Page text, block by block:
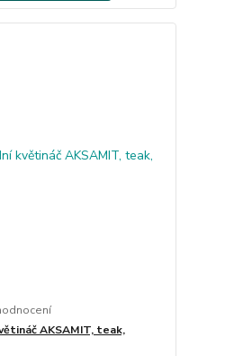
AKSAMIT, teak,